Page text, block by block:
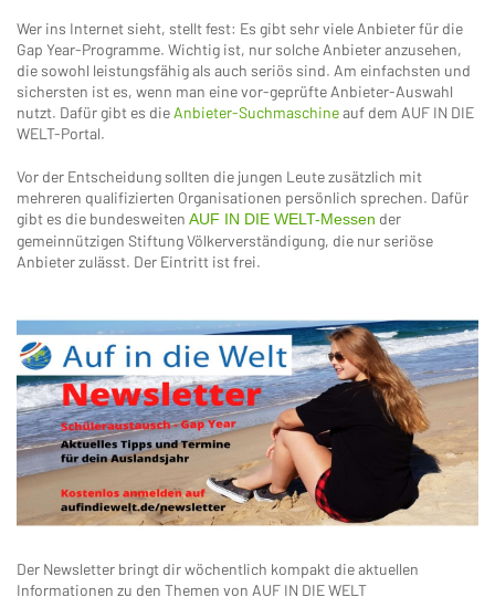
Wer ins Internet sieht, stellt fest: Es gibt sehr viele Anbieter für die
Gap Year-Programme. Wichtig ist, nur solche Anbieter anzusehen,
die sowohl leistungsfähig als auch seriös sind. Am einfachsten und
sichersten ist es, wenn man eine vor-geprüfte Anbieter-Auswahl
nutzt. Dafür gibt es die Anbieter-Suchmaschineauf dem AUF IN DIE
WELT-Portal.
Vor der Entscheidung sollten die jungen Leute zusätzlich mit
mehreren qualifizierten Organisationen persönlich sprechen. Dafür
gibt es die bundesweiten AUF IN DIE WELT-Messen der
gemeinnützigen Stiftung Völkerverständigung, die nur seriöse
Anbieter zulässt. Der Eintritt ist frei.
Der Newsletter bringt dir wöchentlich kompakt die aktuellen
Informationen zu den Themen von AUF IN DIE WELT